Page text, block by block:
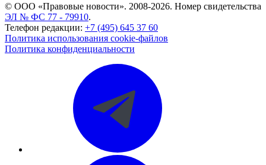
© ООО «Правовые новости». 2008-2026. Номер свидетельства
ЭЛ № ФС 77 - 79910.
Телефон редакции: +7 (495) 645 37 60
Политика использования cookie-файлов
Политика конфиденциальности